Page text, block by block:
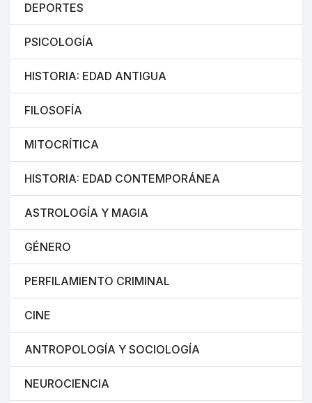
DEPORTES
PSICOLOGÍA
HISTORIA: EDAD ANTIGUA
FILOSOFÍA
MITOCRÍTICA
HISTORIA: EDAD CONTEMPORÁNEA
ASTROLOGÍA Y MAGIA
GÉNERO
PERFILAMIENTO CRIMINAL
CINE
ANTROPOLOGÍA Y SOCIOLOGÍA
NEUROCIENCIA